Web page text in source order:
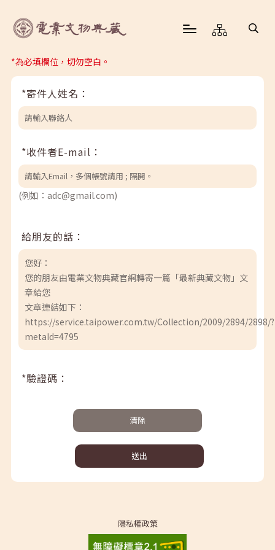
*為必填欄位，切勿空白。
*寄件人姓名：
*收件者E-mail：
(例如：adc@gmail.com)
給朋友的話：
您好：
您的朋友由電業文物典藏官網轉寄一篇「最新典藏文物」文
章給您
文章連結如下：
https://service.taipower.com.tw/Collection/2009/2894/2898/?
metaId=4795
*驗證碼：
清除
送出
隱私權政策